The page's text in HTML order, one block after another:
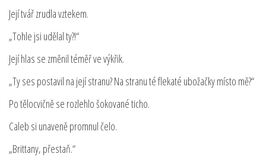
Její tvář zrudla vztekem.
„Tohle jsi udělal ty?!“
Její hlas se změnil téměř ve výkřik.
„Ty ses postavil na její stranu? Na stranu té flekaté ubožačky místo mě?“
Po tělocvičně se rozlehlo šokované ticho.
Caleb si unaveně promnul čelo.
„Brittany, přestaň.“